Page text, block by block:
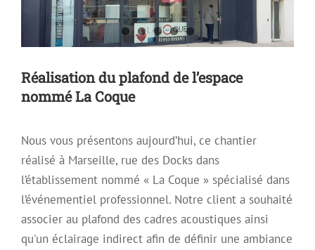
Réalisation du plafond de l’espace
nommé La Coque
Nous vous présentons aujourd’hui, ce chantier
réalisé à Marseille, rue des Docks dans
l’établissement nommé « La Coque » spécialisé dans
l’événementiel professionnel. Notre client a souhaité
associer au plafond des cadres acoustiques ainsi
qu'un éclairage indirect afin de définir une ambiance